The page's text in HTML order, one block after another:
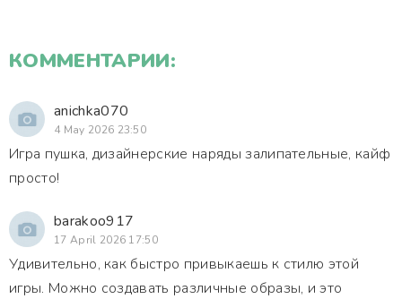
КОММЕНТАРИИ:
anichka070
4 May 2026 23:50
Игра пушка, дизайнерские наряды залипательные, кайф
просто!
barakoo917
17 April 2026 17:50
Удивительно, как быстро привыкаешь к стилю этой
игры. Можно создавать различные образы, и это